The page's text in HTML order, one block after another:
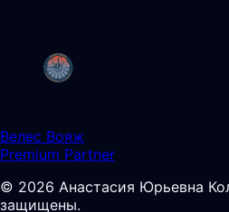
Велес Вояж
Premium Partner
© 2026 Анастасия Юрьевна
защищены.